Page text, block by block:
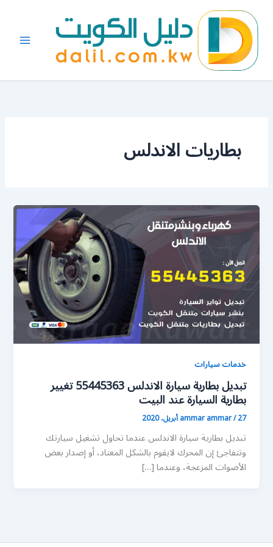
المحتوى
بطاريات الاندلس
خدمات سيارات
تبديل بطارية سيارة الاندلس 55445363 تغيير
بطارية السيارة عند البيت
ammar ammar/27 أبريل، 2020
تبديل بطارية سيارة الاندلس عندما تحاول تشغيل سيارتك
وتتفاجئ إن المحرك لايقوم بالشكل المعتاد، أو إصدار بعض
الأصوات المزعجة، وعندما […]